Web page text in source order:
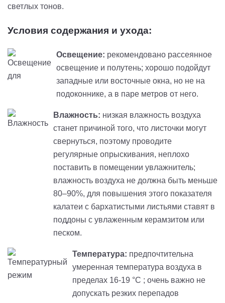
светлых тонов.
Условия содержания и ухода:
Освещение: рекомендовано рассеянное
освещение и полутень; хорошо подойдут
западные или восточные окна, но не на
подоконнике, а в паре метров от него.
Влажность: низкая влажность воздуха
станет причиной того, что листочки могут
свернуться, поэтому проводите
регулярные опрыскивания, неплохо
поставить в помещении увлажнитель;
влажность воздуха не должна быть меньше
80–90%, для повышения этого показателя
калатеи с бархатистыми листьями ставят в
поддоны с увлаженным керамзитом или
песком.
Температура: предпочтительна
умеренная температура воздуха в
пределах 16-19 °C ; очень важно не
допускать резких перепадов